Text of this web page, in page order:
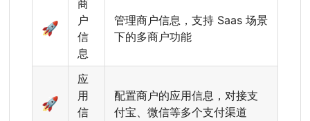
🚀
商
户
信
息
管理商户信息，支持 Saas 场景
下的多商户功能
🚀
应
用
信
配置商户的应用信息，对接支
付宝、微信等多个支付渠道